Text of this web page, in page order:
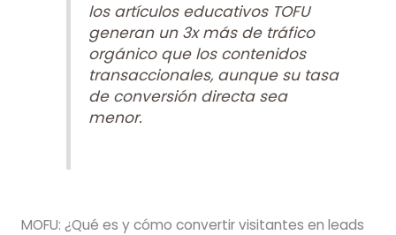
los artículos educativos TOFU
generan un 3x más de tráfico
orgánico que los contenidos
transaccionales, aunque su tasa
de conversión directa sea
menor.
MOFU: ¿Qué es y cómo convertir visitantes en leads